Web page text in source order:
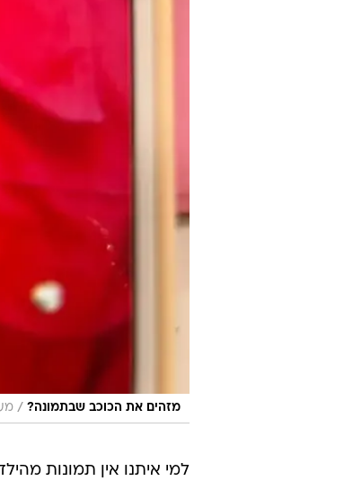
מזהים את הכוכב שבתמונה? /
למי איתנו אין תמונות